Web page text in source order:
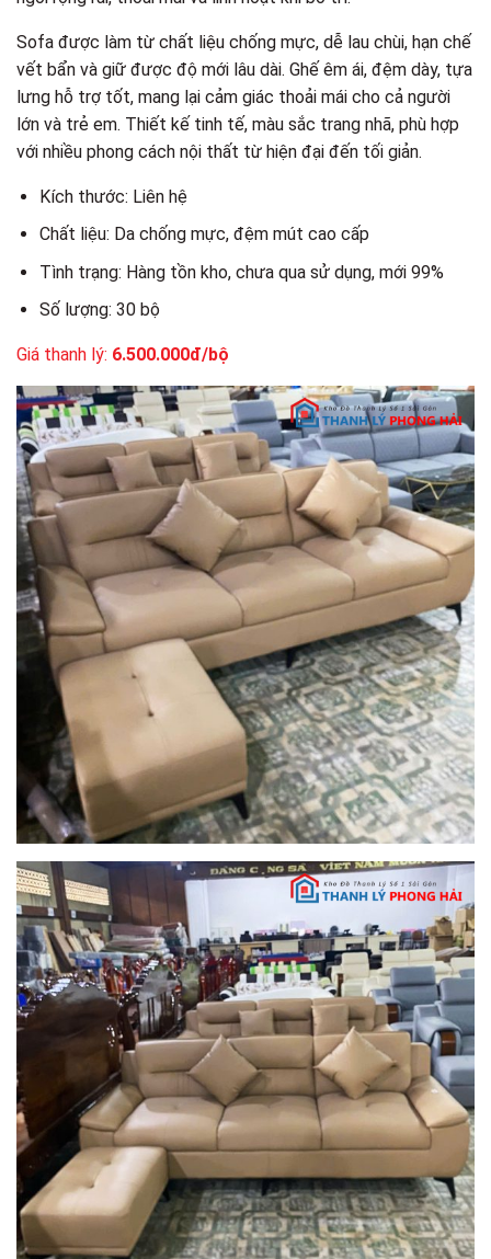
Sofa được làm từ chất liệu chống mực, dễ lau chùi, hạn chế
vết bẩn và giữ được độ mới lâu dài. Ghế êm ái, đệm dày, tựa
lưng hỗ trợ tốt, mang lại cảm giác thoải mái cho cả người
lớn và trẻ em. Thiết kế tinh tế, màu sắc trang nhã, phù hợp
với nhiều phong cách nội thất từ hiện đại đến tối giản.
Kích thước: Liên hệ
Chất liệu: Da chống mực, đệm mút cao cấp
Tình trạng: Hàng tồn kho, chưa qua sử dụng, mới 99%
Số lượng: 30 bộ
Giá thanh lý: 6.500.000đ/bộ